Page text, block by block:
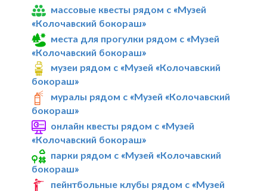
массовые квесты рядом с «Музей
«Колочавский бокораш»
места для прогулки рядом с «Музей
«Колочавский бокораш»
музеи рядом с «Музей «Колочавский
бокораш»
муралы рядом с «Музей «Колочавский
бокораш»
онлайн квесты рядом с «Музей
«Колочавский бокораш»
парки рядом с «Музей «Колочавский
бокораш»
пейнтбольные клубы рядом с «Музей